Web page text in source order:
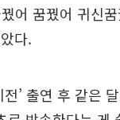
어 꿈꿨어 귀신
다.
’ 출연 후 같은